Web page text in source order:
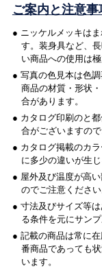
ご案内と注意事
● ニッケルメッキは
す。装身具など、
い商品への使用は極
● 写真の色見本は色
商品の材質・形状
合があります。
● カタログ印刷のと
合がございますので
● カタログ掲載のカ
に多少の違いが生
● 屋外及び温度が高
のでご注意ください
● 寸法及びサイズ等
る条件を元にサン
● 記載の商品は常に
番商品であっても
います。